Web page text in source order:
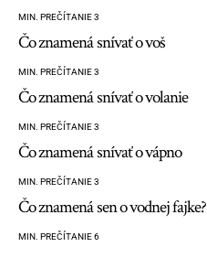
MIN. PREČÍTANIE 3
Čo znamená snívať o voš
MIN. PREČÍTANIE 3
Čo znamená snívať o volanie
MIN. PREČÍTANIE 3
Čo znamená snívať o vápno
MIN. PREČÍTANIE 3
Čo znamená sen o vodnej fajke?
MIN. PREČÍTANIE 6